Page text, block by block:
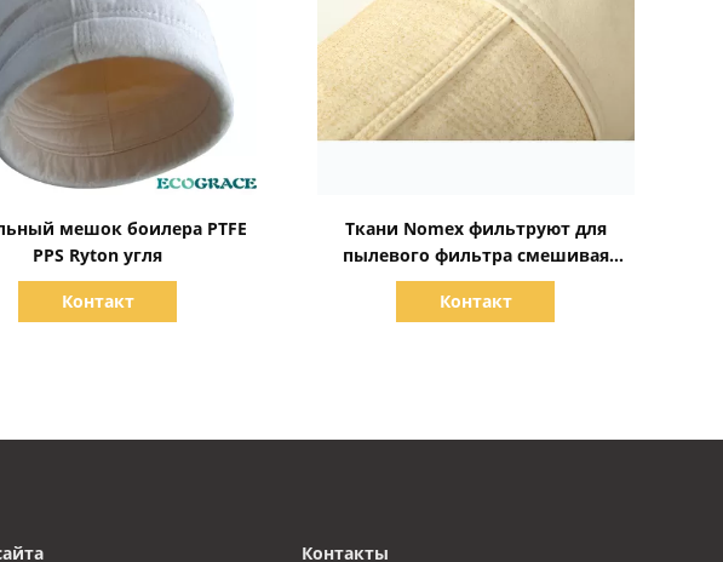
мешок боилера PTFE
PPS Ryton угля
Контакт
Ткани Nomex фильтруют для
пылевого фильтра смешивая
завода асфальта
Контакт
Контакты